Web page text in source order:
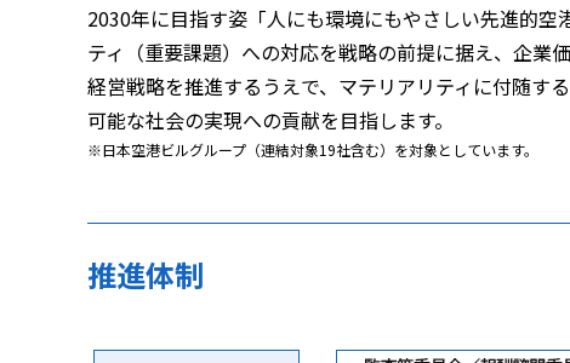
2030年に目指す姿「人にも環境にもやさしい先進的
ティ（重要課題）への対応を戦略の前提に据え、企業
経営戦略を推進するうえで、マテリアリティに付随す
可能な社会の実現への貢献を目指します。
日本空港ビルグループ（連結対象19社含む）を対象としています。
推進体制